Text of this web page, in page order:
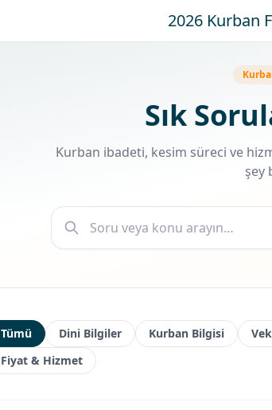
2026 Kurban
Sık
Kurban ibadeti, kesim süreci ve
şey
Tümü Dini Bilgiler Kurban Bilgisi
Fiyat & Hizmet